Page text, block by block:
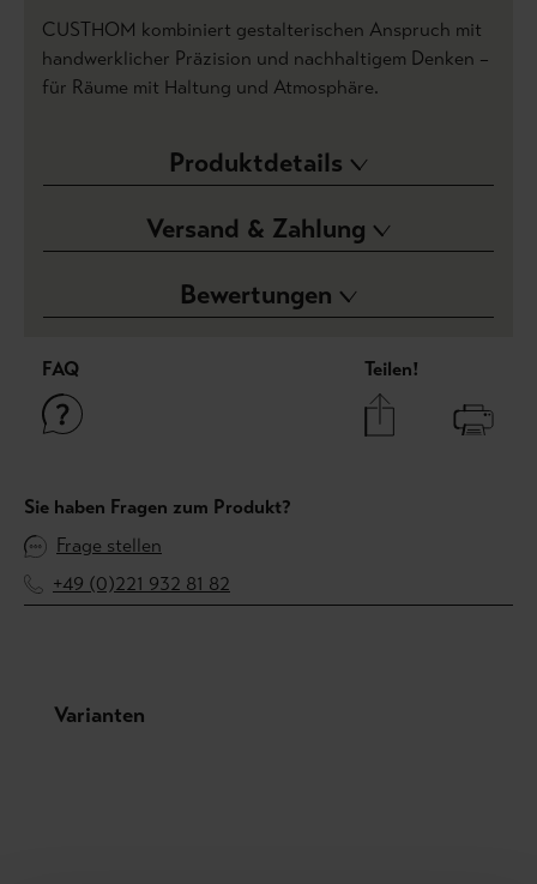
CUSTHOM kombiniert gestalterischen Anspruch mit
handwerklicher Präzision und nachhaltigem Denken –
für Räume mit Haltung und Atmosphäre.
Produktdetails
Versand & Zahlung
Bewertungen
FAQ Teilen!
Sie haben Fragen zum Produkt?
Frage stellen
+49 (0)221 932 81 82
Produktgalerie überspringen
Varianten